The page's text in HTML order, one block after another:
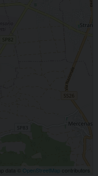
data © OpenStreetMap contributors